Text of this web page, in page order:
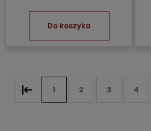
Do koszyka
1 2 3 4